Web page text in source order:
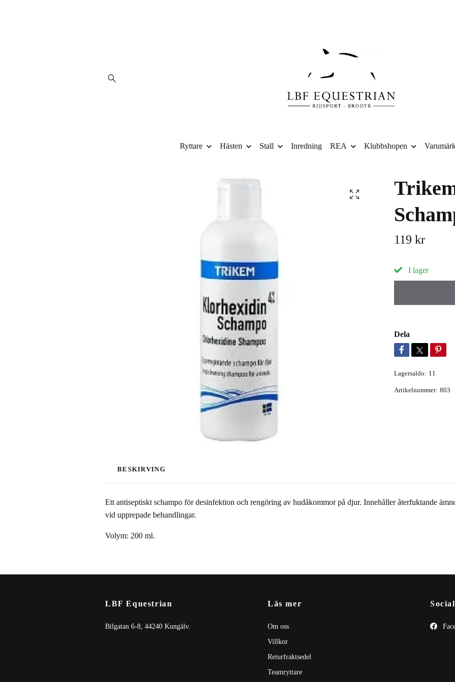
Ryttare Hästen Stall Inredning REA Klubbshopen
119 kr
I lager
Dela
Lagersaldo: 11
Artikelnummer: 803
BESKIRVING
Ett antiseptiskt schampo för desinfektion och rengöring av hudåkommor på djur. Innehåller återfuktande
vid upprepade behandlingar.
Volym: 200 ml.
LBF Equestrian
Bilgatan 6-8, 44240 Kungälv.
Läs mer
Om oss
Villkor
Returfraktsedel
Teamryttare